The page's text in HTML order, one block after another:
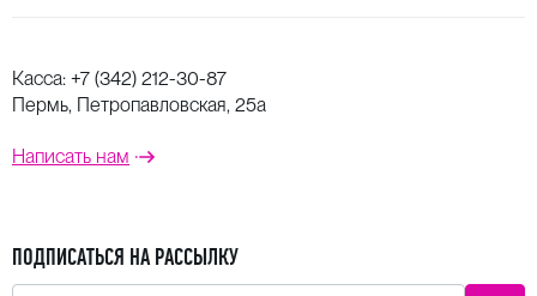
Касса: +7 (342) 212-30-87
Пермь, Петропавловская, 25а
Написать нам
ПОДПИСАТЬСЯ НА РАССЫЛКУ